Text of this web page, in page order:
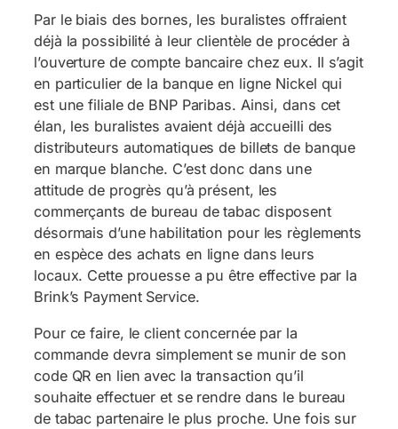
Par le biais des bornes, les buralistes offraient
déjà la possibilité à leur clientèle de procéder à
l’ouverture de compte bancaire chez eux. Il s’agit
en particulier de la banque en ligne Nickel qui
est une filiale de BNP Paribas. Ainsi, dans cet
élan, les buralistes avaient déjà accueilli des
distributeurs automatiques de billets de banque
en marque blanche. C’est donc dans une
attitude de progrès qu’à présent, les
commerçants de bureau de tabac disposent
désormais d’une habilitation pour les règlements
en espèce des achats en ligne dans leurs
locaux. Cette prouesse a pu être effective par la
Brink’s Payment Service.
Pour ce faire, le client concernée par la
commande devra simplement se munir de son
code QR en lien avec la transaction qu’il
souhaite effectuer et se rendre dans le bureau
de tabac partenaire le plus proche. Une fois sur